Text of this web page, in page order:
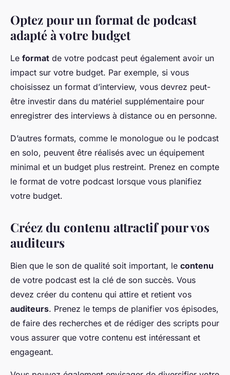
Optez pour un format de podcast
adapté à votre budget
Le format de votre podcast peut également avoir un
impact sur votre budget. Par exemple, si vous
choisissez un format d’interview, vous devrez peut-
être investir dans du matériel supplémentaire pour
enregistrer des interviews à distance ou en personne.
D’autres formats, comme le monologue ou le podcast
en solo, peuvent être réalisés avec un équipement
minimal et un budget plus restreint. Prenez en compte
le format de votre podcast lorsque vous planifiez
votre budget.
Créez du contenu attractif pour vos
auditeurs
Bien que le son de qualité soit important, le contenu
de votre podcast est la clé de son succès. Vous
devez créer du contenu qui attire et retient vos
auditeurs. Prenez le temps de planifier vos épisodes,
de faire des recherches et de rédiger des scripts pour
vous assurer que votre contenu est intéressant et
engageant.